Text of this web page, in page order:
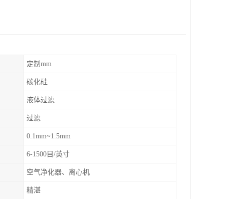
定制mm
碳化硅
液体过滤
过滤
0.1mm~1.5mm
6-1500目/英寸
空气净化器、离心机
精湛